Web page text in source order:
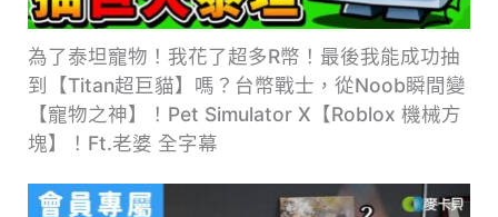
為了泰坦寵物！我花了超多R幣！最後我能成功抽
到【Titan超巨貓】嗎？台幣戰士，從Noob瞬間變
【寵物之神】！Pet Simulator X【Roblox 機械方
塊】！Ft.老婆 全字幕